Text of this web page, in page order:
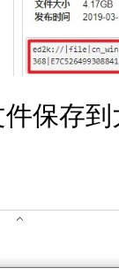
件保存